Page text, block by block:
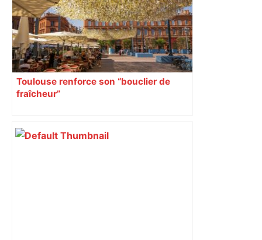
Toulouse renforce son “bouclier de
fraîcheur”